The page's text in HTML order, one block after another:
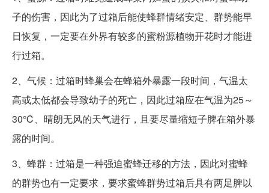
子的伤害，因此为了过箱后能使蜂群情绪安定、群势能早
日恢复，一定要在外界有较多的蜜粉源植物开花时才能进
行过箱。
2、气候：过箱时蜂巢会在蜂箱外暴露一段时间，气温太
高或太低都会导致幼子的死亡，因此过箱应在气温为25～
30℃、晴朗无风的天气进行，且要尽量缩短子脾在箱外暴
露的时间。
3、蜂群：过箱是一种强迫蜜蜂迁移的方法，因此对蜜蜂
的群势也有一定要求，要求蜜蜂群势过箱后具有两足脾以